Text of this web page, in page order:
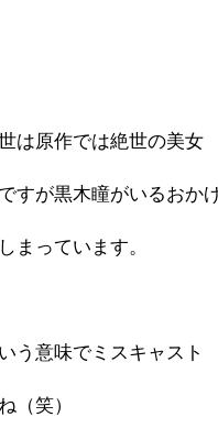
は原作では絶世の美女
すが黒木瞳がいるおか
まっています。
う意味でミスキャスト
（笑）